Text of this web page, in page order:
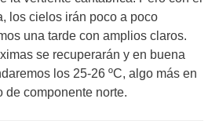
los cielos irán poco a poco
una tarde con amplios claros.
se recuperarán y en buena
los 25-26 ºC, algo más en
de componente norte.